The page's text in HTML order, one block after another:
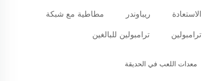
الاستعادة ريباوندر مطاطية مع شبكة
ترامبولين ترامبولين للبالغين
معدات اللعب في الحديقة